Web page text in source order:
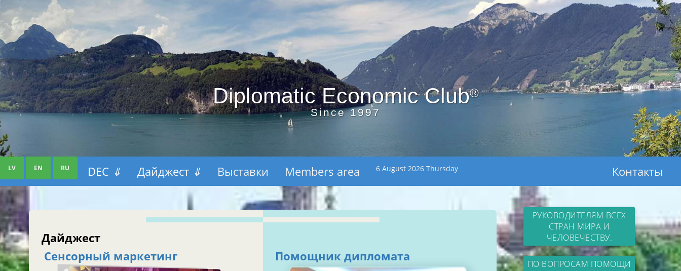
Diplomatic Economic Club®
Since 1997
LV EN RU DEC ⇓ Дайджест ⇓ Выставки Members area 6 August 2026 Thursday Контакты
Дайджест
Сенсорный маркетинг
Помощник дипломата
РУКОВОДИТЕЛЯМ ВСЕХ
СТРАН МИРА И
ЧЕЛОВЕЧЕСТВУ.
ПО ВОПРОСАМ ПОМОЩИ